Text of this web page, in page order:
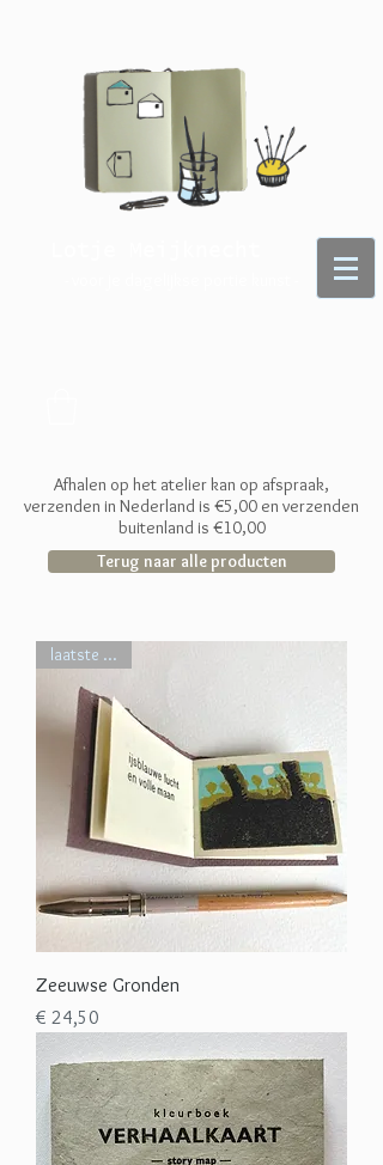
Afhalen op het atelier kan op afspraak,
verzenden in Nederland is €5,00 en verzenden
buitenland is €10,00
Terug naar alle producten
laatste ...
Zeeuwse Gronden
Prijs
€ 24,50